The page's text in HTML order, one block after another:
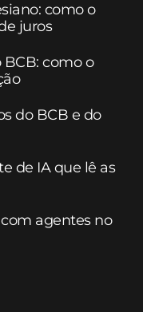
como o
juros
como o
do BCB e do
de IA que lê as
agentes no